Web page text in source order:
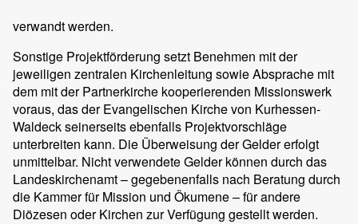
verwandt werden.
Sonstige Projektförderung setzt Benehmen mit der
jeweiligen zentralen Kirchenleitung sowie Absprache mit
dem mit der Partnerkirche kooperierenden Missionswerk
voraus, das der Evangelischen Kirche von Kurhessen-
Waldeck seinerseits ebenfalls Projektvorschläge
unterbreiten kann. Die Überweisung der Gelder erfolgt
unmittelbar. Nicht verwendete Gelder können durch das
Landeskirchenamt – gegebenenfalls nach Beratung durch
die Kammer für Mission und Ökumene – für andere
Diözesen oder Kirchen zur Verfügung gestellt werden.